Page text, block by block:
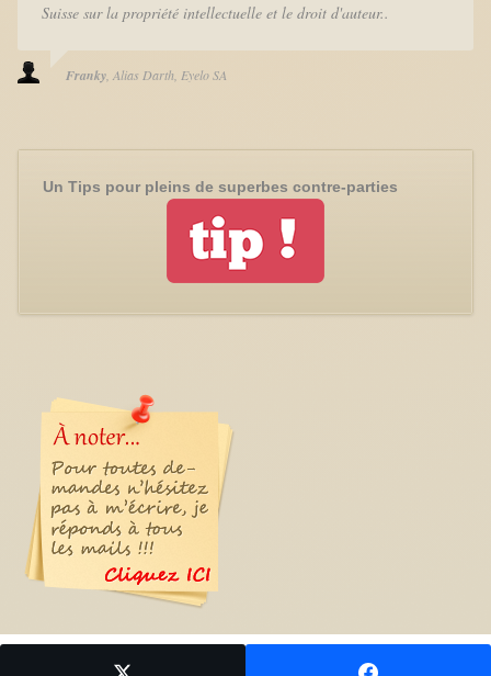
Suisse sur la propriété intellectuelle et le droit d'auteur..
Franky Alias Darth Eyelo SA
Un Tips pour pleins de superbes contre-parties